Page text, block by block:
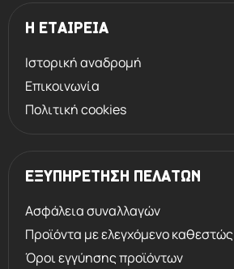
Η ΕΤΑΙΡΕΙΑ
Ιστορική αναδρομή
Επικοινωνία
Πολιτική cookies
ΕΞΥΠΗΡΕΤΗΣΗ ΠΕΛΑΤΩΝ
Ασφάλεια συναλλαγών
Προϊόντα με ελεγχόμενο καθεστώς
Όροι εγγύησης προϊόντων